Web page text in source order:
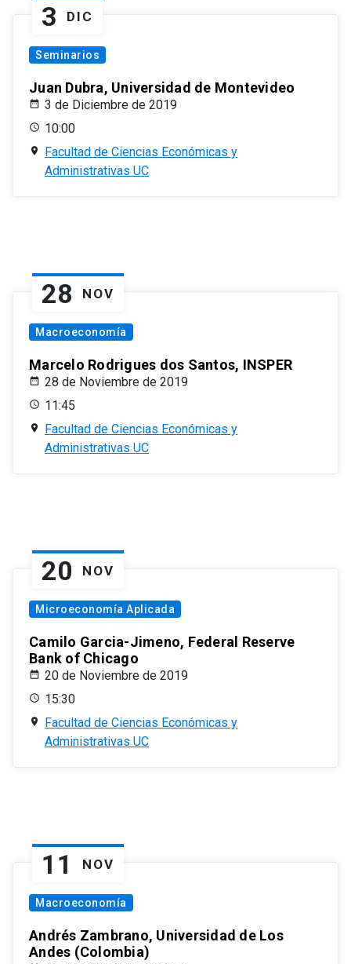
3 DIC
Seminarios
Juan Dubra, Universidad de Montevideo
3 de Diciembre de 2019
10:00
Facultad de Ciencias Económicas y
Administrativas UC
28 NOV
Macroeconomía
Marcelo Rodrigues dos Santos, INSPER
28 de Noviembre de 2019
11:45
Facultad de Ciencias Económicas y
Administrativas UC
20 NOV
Microeconomía Aplicada
Camilo Garcia-Jimeno, Federal Reserve
Bank of Chicago
20 de Noviembre de 2019
15:30
Facultad de Ciencias Económicas y
Administrativas UC
11 NOV
Macroeconomía
Andrés Zambrano, Universidad de Los
Andes (Colombia)